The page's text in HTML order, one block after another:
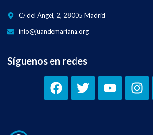
C/ del Ángel, 2, 28005 Madrid
info@juandemariana.org
Síguenos en redes